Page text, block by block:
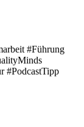
#Führung
#PodcastTipp